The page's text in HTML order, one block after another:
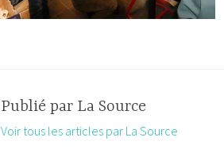
Publié par La Source
Voir tous les articles par La Source